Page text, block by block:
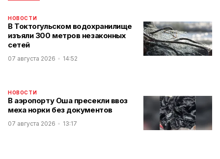
НОВОСТИ
В Токтогульском водохранилище
изъяли 300 метров незаконных
сетей
07 августа 2026 14:52
НОВОСТИ
В аэропорту Оша пресекли ввоз
меха норки без документов
07 августа 2026 13:17